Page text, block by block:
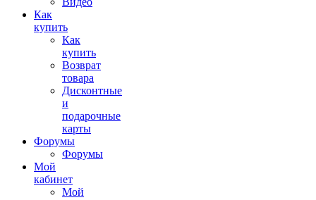
Как
купить
Как
купить
Возврат
товара
Дисконтные
и
подарочные
карты
Форумы
Форумы
Мой
кабинет
Мой